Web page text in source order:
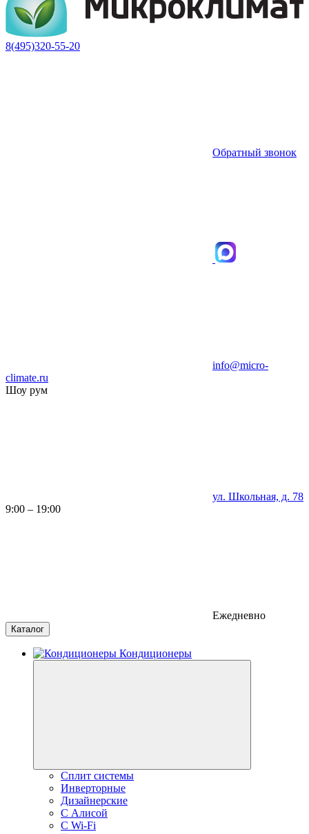
8(495)320-55-20
Обратный звонок
info@micro-
climate.ru
Шоу рум
ул. Школьная, д. 78
9:00 – 19:00
Ежедневно
Каталог
Кондиционеры
Сплит системы
Инверторные
Дизайнерские
С Алисой
C Wi-Fi